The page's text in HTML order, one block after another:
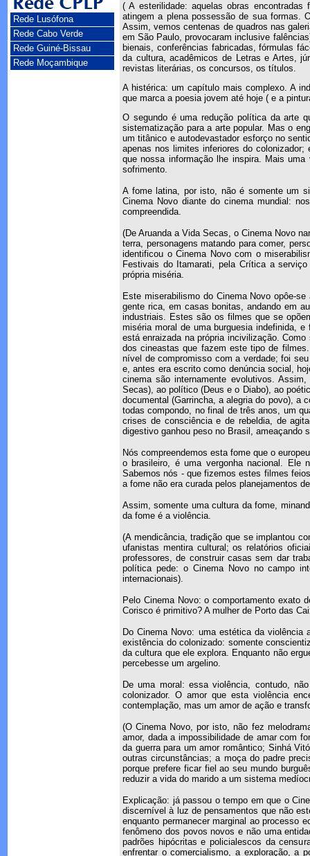
Rede Lusófona
Rede Cabo Verde
Rede Guiné-Bissau
Rede Moçambique
( A esterilidade: aquelas obras
atingem a plena possessão de sua formas.
Assim, vemos centenas de quadros nas
em São Paulo, provocaram inclusive
bienais, conferências fabricadas, fórmulas
da cultura, acadêmicos de Letras e Artes,
revistas literárias, os concursos, os títulos.
A histérica: um capítulo mais complexo. A
que marca a poesia jovem até hoje ( e a
O segundo é uma redução política da arte
sistematização para a arte popular. Mas o
um titânico e autodevastador esforço no
apenas nos limites inferiores do
que nossa informação lhe inspira. Mais
sofrimento.
A fome latina, por isto, não é somente um
Cinema Novo diante do cinema mundial:
compreendida.
(De Aruanda a Vida Secas, o Cinema Novo
terra, personagens matando para comer,
identificou o Cinema Novo com o
Festivais do Itamarati, pela Crítica a
própria miséria.
Este miserabilismo do Cinema Novo opôe-
gente rica, em casas bonitas, andando em
industriais. Estes são os filmes que se
miséria moral de uma burguesia indefinida,
está enraizada na própria incivilização.
dos cineastas que fazem este tipo de
nível de compromisso com a verdade; foi
e, antes era escrito como denúncia social,
cinema são internamente evolutivos.
Secas), ao político (Deus e o Diabo), ao
documental (Garrincha, a alegria do povo), a
todas compondo, no final de três anos, um
crises de consciência e de rebeldia, de
digestivo ganhou peso no Brasil, ameaçando
Nós compreendemos esta fome que o
o brasileiro, é uma vergonha nacional. Ele
Sabemos nós - que fizemos estes filmes
a fome não era curada pelos planejamentos
Assim, somente uma cultura da fome,
da fome é a violência.
(A mendicância, tradição que se implantou
ufanistas mentira cultural; os relatórios
professores, de construir casas sem dar
política pede: o Cinema Novo no campo
internacionais).
Pelo Cinema Novo: o comportamento exato
Corisco é primitivo? A mulher de Porto das
Do Cinema Novo: uma estética da
existência do colonizado: somente
da cultura que ele explora. Enquanto não
percebesse um argelino.
De uma moral: essa violência, contudo,
colonizador. O amor que esta violência
contemplação, mas um amor de ação e
(O Cinema Novo, por isto, não fez
amor, dada a impossibilidade de amar com
da guerra para um amor romântico; Sinhá
outras circunstâncias; a moça do padre
porque prefere ficar fiel ao seu mundo
reduzir a vida do marido a um sistema
Explicação: já passou o tempo em que o
discernível à luz de pensamentos que não
enquanto permanecer marginal ao processo
fenômeno dos povos novos e não uma
padrões hipócritas e policialescos da
enfrentar o comercialismo, a exploração, a